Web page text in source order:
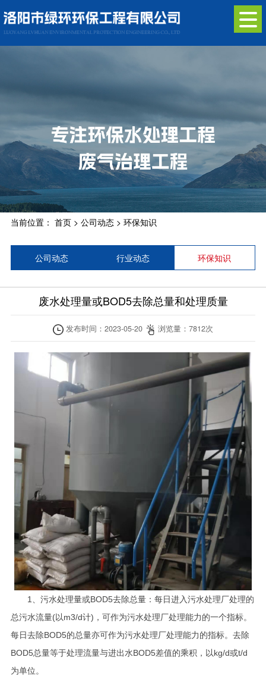
当前位置： 首页> 公司动态> 环保知识
公司动态 行业动态 环保知识
废水处理量或BOD5去除总量和处理质量
发布时间： 浏览量：7812次
1、污水处理量或BOD5去除总量：每日进入污水处理厂处理的
总污水流量(以m3/d计)，可作为污水处理厂处理能力的一个指标。
每日去除BOD5的总量亦可作为污水处理厂处理能力的指标。去除
BOD5总量等于处理流量与进出水BOD5差值的乘积，以kg/d或t/d
为单位。